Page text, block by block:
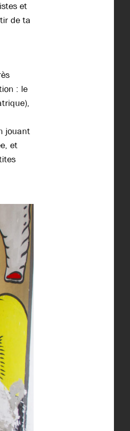
et
de ta
: le
jouant
et